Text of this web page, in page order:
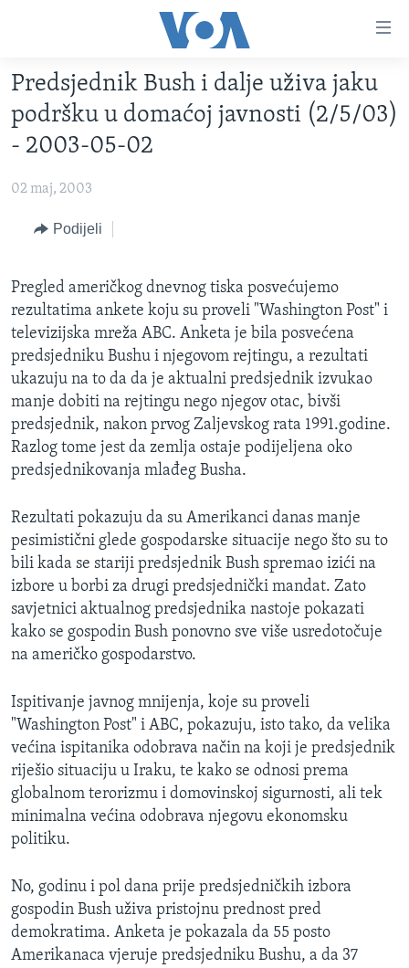
glavni
sadržaj
Pređi
glavnu
navigaciju
TV PROGRAM
VIDEO
VIJESTI
SJEDINJENE AMERIČKE DRŽAVE
SVIJET
NAUKA I TEHNOLOGIJA
KORUPCIJA
SLOBODA MEDIJA
ŽENSKA STRANA
IZBJEGLIČKA STRANA
MAGAZIN
O GLASU AMERIKE
Learning English
PRATITE NAS
Jezici
Predsjednik Bush i dalje uživa jaku
podršku u domaćoj javnosti (2/5/03)
- 2003-05-02
02 maj, 2003
Podijeli
Pregled američkog dnevnog tiska posvećujemo
rezultatima ankete koju su proveli "Washington Post" i
televizijska mreža ABC. Anketa je bila posvećena
predsjedniku Bushu i njegovom rejtingu, a rezultati
ukazuju na to da da je aktualni predsjednik izvukao
manje dobiti na rejtingu nego njegov otac, bivši
predsjednik, nakon prvog Zaljevskog rata 1991.godine.
Razlog tome jest da zemlja ostaje podijeljena oko
predsjednikovanja mlađeg Busha.
Rezultati pokazuju da su Amerikanci danas manje
pesimistični glede gospodarske situacije nego što su to
bili kada se stariji predsjednik Bush spremao izići na
izbore u borbi za drugi predsjednički mandat. Zato
savjetnici aktualnog predsjednika nastoje pokazati
kako se gospodin Bush ponovno sve više usredotočuje
na američko gospodarstvo.
Ispitivanje javnog mnijenja, koje su proveli
"Washington Post" i ABC, pokazuju, isto tako, da velika
većina ispitanika odobrava način na koji je predsjednik
riješio situaciju u Iraku, te kako se odnosi prema
globalnom terorizmu i domovinskoj sigurnosti, ali tek
minimalna većina odobrava njegovu ekonomsku
politiku.
No, godinu i pol dana prije predsjedničkih izbora
gospodin Bush uživa pristojnu prednost pred
demokratima. Anketa je pokazala da 55 posto
Amerikanaca vjeruje predsjedniku Bushu, a da 37